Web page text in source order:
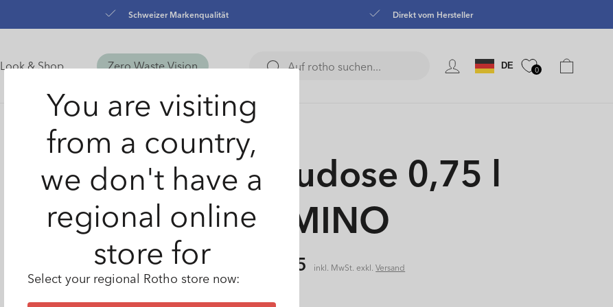
Schweizer Markenqualität Direkt vom Hersteller
Look & Shop Zero Waste Vision Sprache
DE Warenkorb
0
Streudose 0,75 l
DOMINO
Normaler
Preis
CHF 6.55 inkl. MwSt. exkl.Versand
You are visiting
from a country,
we don't have a
regional online
store for
Select your regional Rotho store now: